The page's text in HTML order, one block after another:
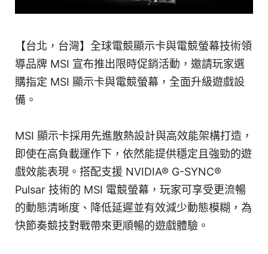
【台北，台灣】全球電競顯示卡與電競螢幕技術領
導品牌 MSI 宣布推出限時促銷活動，邀請玩家選
購指定 MSI 顯示卡與電競螢幕，全面升級遊戲設
備。
MSI 顯示卡採用先進散熱設計與高效能架構打造，
即使在高負載運作下，依然能提供穩定且強勁的遊
戲效能表現。搭配支援 NVIDIA® G-SYNC®
Pulsar 技術的 MSI 電競螢幕，玩家可享受更流暢
的動態清晰度、降低延遲並有效減少動態模糊，為
快節奏競技對戰帶來更順暢的遊戲體驗。